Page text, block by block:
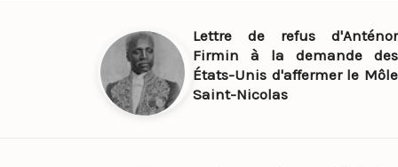
Lettre de refus d'Anténor
Firmin à la demande des
États-Unis d'affermer le Môle
Saint-Nicolas